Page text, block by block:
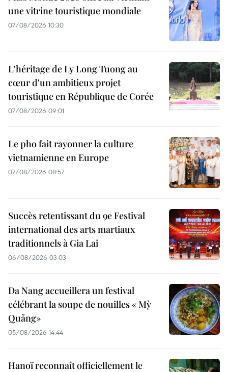
une vitrine touristique mondiale
07/08/2026 10:30
L'héritage de Ly Long Tuong au
cœur d'un ambitieux projet
touristique en République de Corée
07/08/2026 09:01
Le pho fait rayonner la culture
vietnamienne en Europe
07/08/2026 08:57
Succès retentissant du 9e Festival
international des arts martiaux
traditionnels à Gia Lai
06/08/2026 03:03
Da Nang accueillera un festival
célébrant la soupe de nouilles « Mỳ
Quảng»
05/08/2026 14:44
Hanoï reconnaît officiellement le